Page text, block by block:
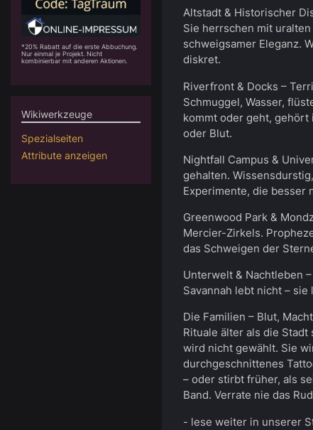
Altstadt & Historischer
Sie herrschen mit
schweigsamer Eleganz.
diskret.
Riverfront & Docks –
Schmuggel, Wasser,
kommt oder geht, gehört
oder Blut.
Nightfall Campus &
gehalten.
Experimente, die besser
Greenwood Park &
Mercier-Zirkels.
das Schweigen der
Unterwelt & Nachtleben
Savannah lebt nicht –
Die Familien – Blut,
Rituale älter als die
wird nicht gewählt. Sie
durchgeschnittenes
– oder stirbt früher, als
Band. Verrate nie das
- lese weiter in unserer
*20% Rabatt auf die erste Abbuchung.
Nur einmal je Projekt. Nicht
kombinierbar mit anderen Aktionen.
Wikiwerkzeuge
Spezialseiten
Attribute anzeigen